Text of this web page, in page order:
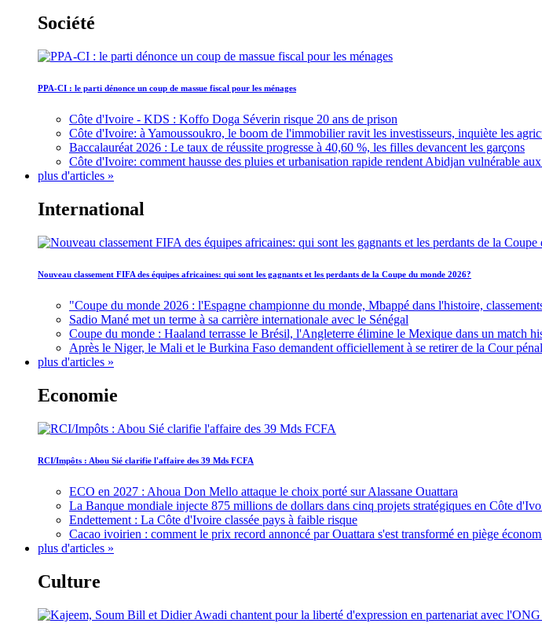
Société
PPA-CI : le parti dénonce un coup de massue fiscal pour les ménages
Côte d'Ivoire - KDS : Koffo Doga Séverin risque 20 ans de prison
Côte d'Ivoire: à Yamoussoukro, le boom de l'immobilier ravit les investisseurs, inquiète les
Baccalauréat 2026 : Le taux de réussite progresse à 40,60 %, les filles devancent les garçons
Côte d'Ivoire: comment hausse des pluies et urbanisation rapide rendent Abidjan vulnérable
plus d'articles »
International
Nouveau classement FIFA des équipes africaines: qui sont les gagnants et les perdants de la Coupe du monde 2026?
"Coupe du monde 2026 : l'Espagne championne du monde, Mbappé dans l'histoire,
Sadio Mané met un terme à sa carrière internationale avec le Sénégal
Coupe du monde : Haaland terrasse le Brésil, l'Angleterre élimine le Mexique dans un match
Après le Niger, le Mali et le Burkina Faso demandent officiellement à se retirer de la Cour
plus d'articles »
Economie
RCI/Impôts : Abou Sié clarifie l'affaire des 39 Mds FCFA
ECO en 2027 : Ahoua Don Mello attaque le choix porté sur Alassane Ouattara
La Banque mondiale injecte 875 millions de dollars dans cinq projets stratégiques en Côte
Endettement : La Côte d'Ivoire classée pays à faible risque
Cacao ivoirien : comment le prix record annoncé par Ouattara s'est transformé en piège
plus d'articles »
Culture